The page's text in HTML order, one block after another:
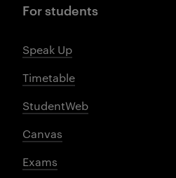
For students
Speak Up
Timetable
StudentWeb
Canvas
Exams